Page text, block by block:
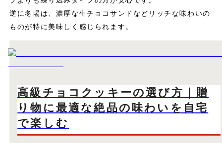
逆に冬場は、濃厚な生チョコサンドなどリッチな味わいの
ものが特に美味しく感じられます。
高級チョコクッキーの選び方｜贈
り物に最適な絶品の味わいを自宅
で楽しむ